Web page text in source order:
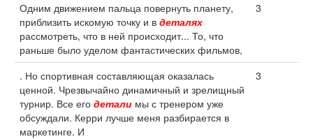
Одним движением пальца повернуть планету,
приблизить искомую точку и в деталях
рассмотреть, что в ней происходит... То, что
раньше было уделом фантастических фильмов,
3
. Но спортивная составляющая оказалась
ценной. Чрезвычайно динамичный и зрелищный
турнир. Все его детали мы с тренером уже
обсуждали. Керри лучше меня разбирается в
маркетинге. И
3